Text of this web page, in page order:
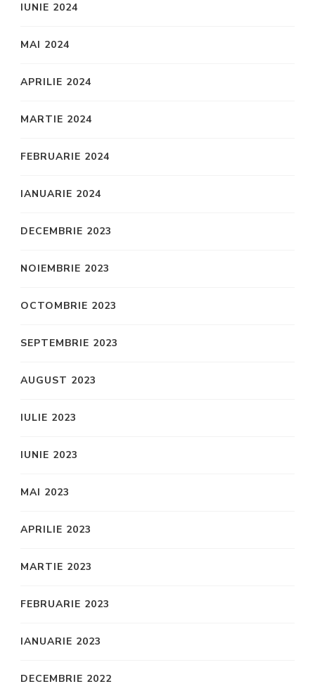
IUNIE 2024
MAI 2024
APRILIE 2024
MARTIE 2024
FEBRUARIE 2024
IANUARIE 2024
DECEMBRIE 2023
NOIEMBRIE 2023
OCTOMBRIE 2023
SEPTEMBRIE 2023
AUGUST 2023
IULIE 2023
IUNIE 2023
MAI 2023
APRILIE 2023
MARTIE 2023
FEBRUARIE 2023
IANUARIE 2023
DECEMBRIE 2022